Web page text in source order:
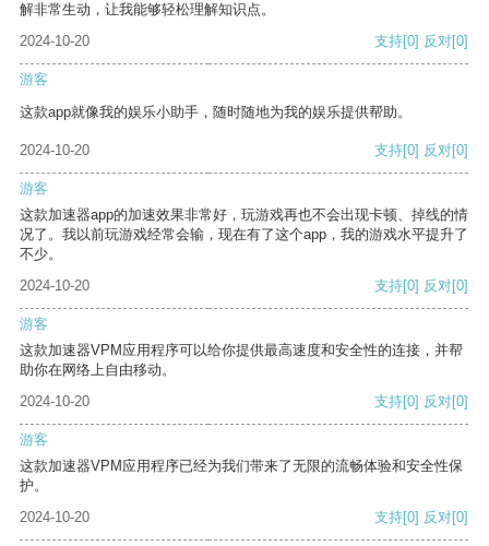
解非常生动，让我能够轻松理解知识点。
2024-10-20
支持[0] 反对[0]
游客
这款app就像我的娱乐小助手，随时随地为我的娱乐提供帮助。
2024-10-20 支持[0] 反对[0]
游客
这款加速器app的加速效果非常好，玩游戏再也不会出现卡顿、掉线的情
况了。我以前玩游戏经常会输，现在有了这个app，我的游戏水平提升了
不少。
2024-10-20
支持[0] 反对[0]
游客
这款加速器VPM应用程序可以给你提供最高速度和安全性的连接，并帮
助你在网络上自由移动。
2024-10-20
支持[0] 反对[0]
游客
这款加速器VPM应用程序已经为我们带来了无限的流畅体验和安全性保
护。
2024-10-20
支持[0] 反对[0]